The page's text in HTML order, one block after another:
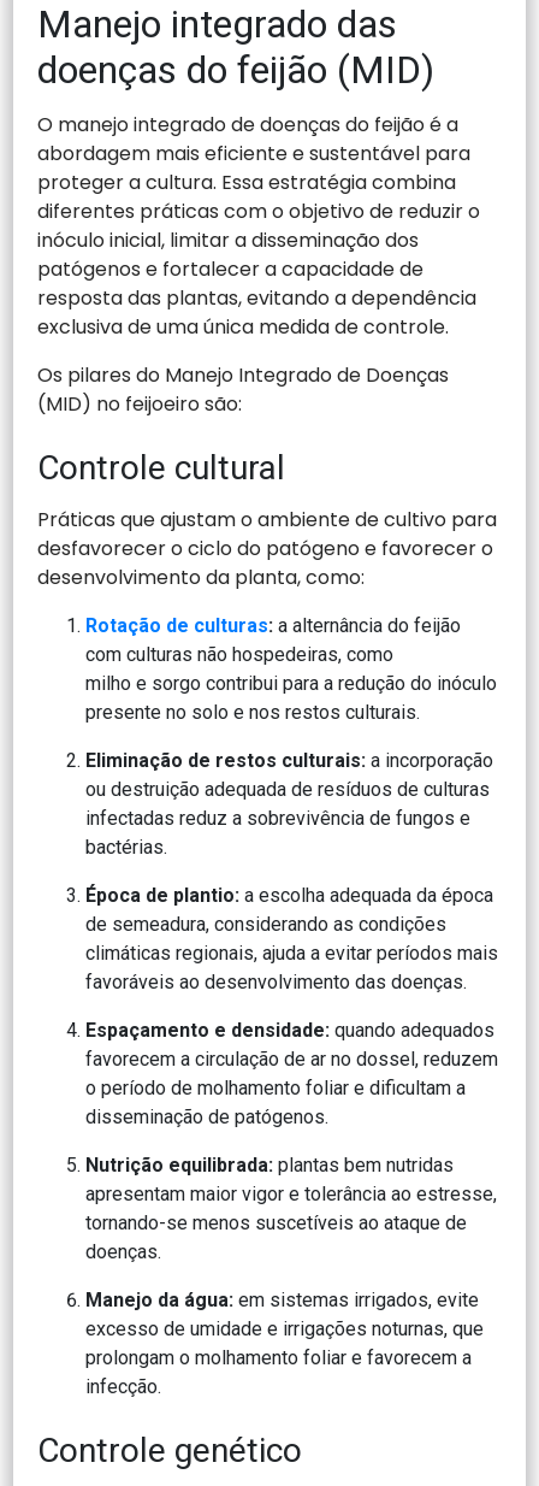
Manejo integrado das
doenças do feijão (MID)
O manejo integrado de doenças do feijão é a
abordagem mais eficiente e sustentável para
proteger a cultura. Essa estratégia combina
diferentes práticas com o objetivo de reduzir o
inóculo inicial, limitar a disseminação dos
patógenos e fortalecer a capacidade de
resposta das plantas, evitando a dependência
exclusiva de uma única medida de controle.
Os pilares do Manejo Integrado de Doenças
(MID) no feijoeiro são:
Controle cultural
Práticas que ajustam o ambiente de cultivo para
desfavorecer o ciclo do patógeno e favorecer o
desenvolvimento da planta, como:
Rotação de culturas:a alternância do feijão
com culturas não hospedeiras, como
milho e sorgo contribui para a redução do inóculo
presente no solo e nos restos culturais.
Eliminação de restos culturais: a incorporação
ou destruição adequada de resíduos de culturas
infectadas reduz a sobrevivência de fungos e
bactérias.
Época de plantio:a escolha adequada da época
de semeadura, considerando as condições
climáticas regionais, ajuda a evitar períodos mais
favoráveis ao desenvolvimento das doenças.
Espaçamento e densidade:quando adequados
favorecem a circulação de ar no dossel, reduzem
o período de molhamento foliar e dificultam a
disseminação de patógenos.
Nutrição equilibrada:plantas bem nutridas
apresentam maior vigor e tolerância ao estresse,
tornando-se menos suscetíveis ao ataque de
doenças.
Manejo da água: em sistemas irrigados, evite
excesso de umidade e irrigações noturnas, que
prolongam o molhamento foliar e favorecem a
infecção.
Controle genético